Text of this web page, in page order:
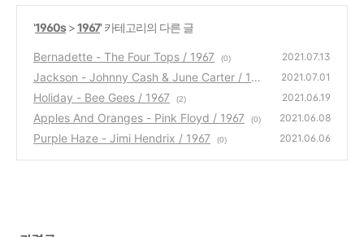
'1960s>1967' 카테고리의 다른 글
Bernadette - The Four Tops / 1967 (0) 2021.07.13
Jackson - Johnny Cash & June Carter / 196
7
(0)
2021.07.01
Holiday - Bee Gees / 1967 (2) 2021.06.19
Apples And Oranges - Pink Floyd / 1967 (0) 2021.06.08
Purple Haze - Jimi Hendrix / 1967 (0) 2021.06.06